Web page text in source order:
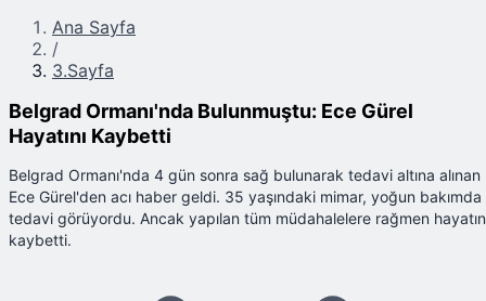
Ana Sayfa
/
3.Sayfa
Belgrad Ormanı'nda Bulunmuştu: Ece Gürel
Hayatını Kaybetti
Belgrad Ormanı'nda 4 gün sonra sağ bulunarak tedavi altına alınan
Ece Gürel'den acı haber geldi. 35 yaşındaki mimar, yoğun bakımda
tedavi görüyordu. Ancak yapılan tüm müdahalelere rağmen
kaybetti.